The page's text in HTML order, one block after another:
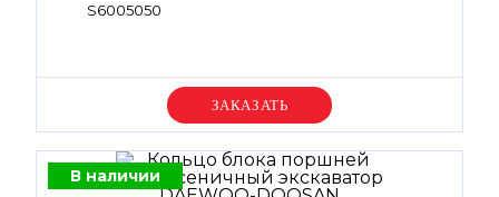
S6005050
Уточняйте цену
В наличии